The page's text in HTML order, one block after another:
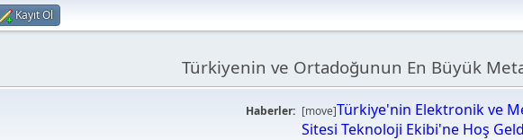
Kayıt Ol
Türkiyenin ve Ortadoğunun En Büyük
Haberler: [move]Türkiye'nin Elektronik ve
Sitesi Teknoloji Ekibi'ne Hoş